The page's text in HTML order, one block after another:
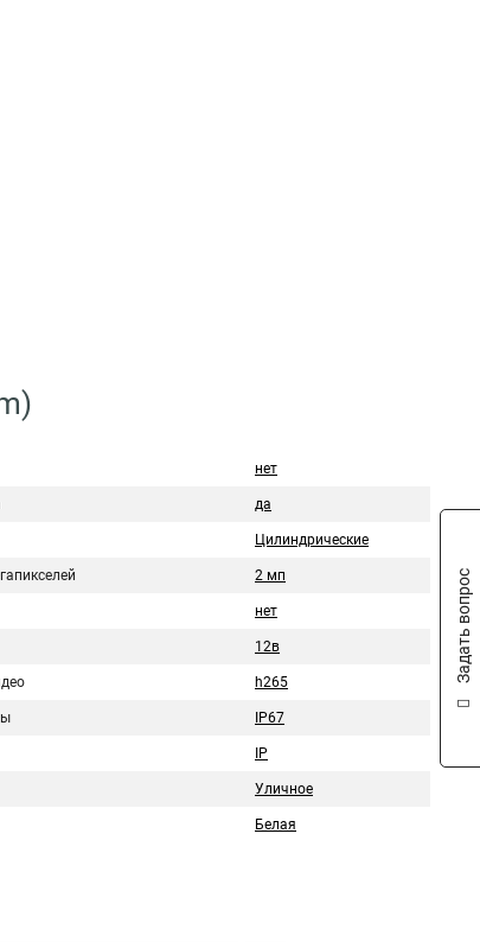
нет
да
Цилиндрические
2 мп
нет
12в
h265
IP67
IP
Уличное
Белая
Задать вопрос